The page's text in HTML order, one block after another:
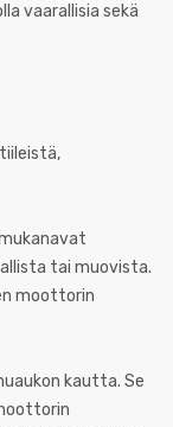
vaarallisia sekä
tai muovista.
moottorin
kautta. Se